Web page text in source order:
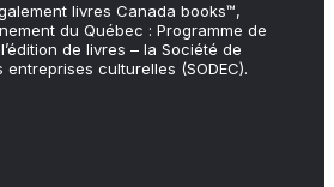
livres Canada books™,
du Québec : Programme de
de livres – la Société de
culturelles (SODEC).